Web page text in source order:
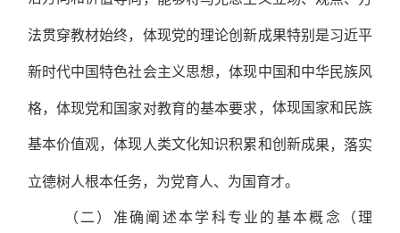
法贯穿教材始终，体现党的理论创新成果特别是习近平
新时代中国特色社会主义思想，体现中国和中华民族风
格，体现党和国家对教育的基本要求， 体现国家和民族
基本价值观，体现人类文化知识积累和创新成果，落实
立德树人根本任务，为党育人、为国育才。
（二）准确阐述本学科专业的基本概念（理